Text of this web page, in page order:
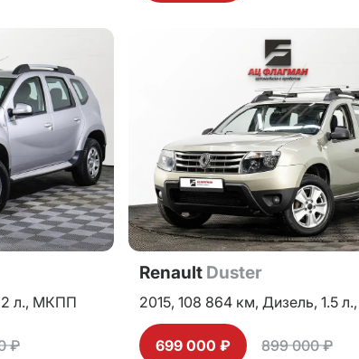
2 л., МКПП
₽
Renault Duster
2015, 108 864 км, Дизель, 1.5 л.,
699 000 ₽ 899 000 ₽